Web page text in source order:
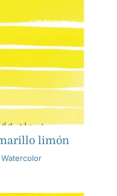
limón
Watercolor